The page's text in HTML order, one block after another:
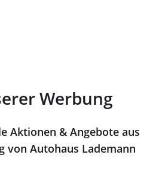
Werbung
Aktionen & Angebote aus
von Autohaus Lademann